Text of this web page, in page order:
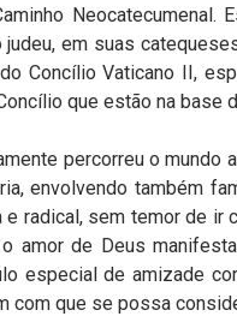
em suas
Concílio Vaticano II,
que estão na base
percorreu o mundo
envolvendo também
e radical, sem temor de
amor de Deus
especial de amizade
com que se possa